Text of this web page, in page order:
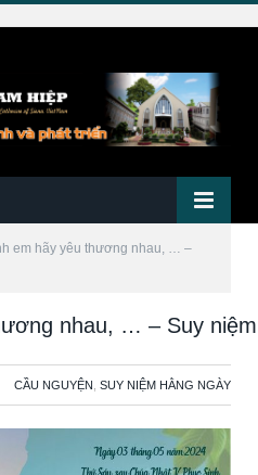
em hãy yêu thương nhau, … –
nhau, … – Suy
CẦU NGUYỆN SUY NIỆM HẰNG NGÀY